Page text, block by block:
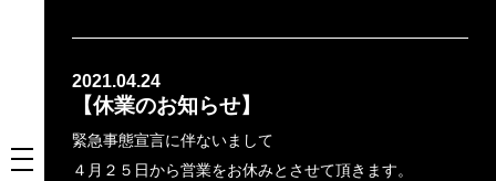
2021.04.24
【休業のお知らせ】
緊急事態宣言に伴ないまして
４月２５日から営業をお休みとさせて頂きます。